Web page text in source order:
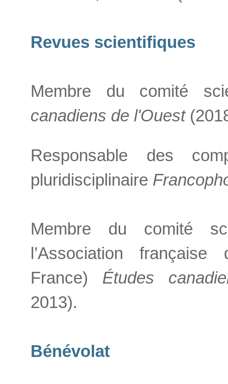
Revues scientifiques
Membre du comité
canadiens de l'Ouest
Responsable des
pluridisciplinaire
Membre du comité
l’Association française
France) Études
2013).
Bénévolat